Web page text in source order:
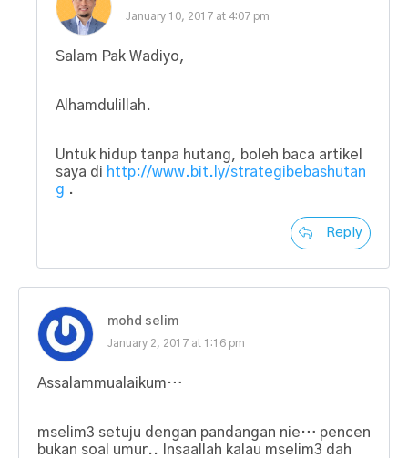
January 10, 2017 at 4:07 pm
Salam Pak Wadiyo,
Alhamdulillah.
Untuk hidup tanpa hutang, boleh baca artikel
saya di http://www.bit.ly/strategibebashutan
g .
Reply
mohd selim
January 2, 2017 at 1:16 pm
Assalammualaikum…
mselim3 setuju dengan pandangan nie… pencen
bukan soal umur.. Insaallah kalau mselim3 dah